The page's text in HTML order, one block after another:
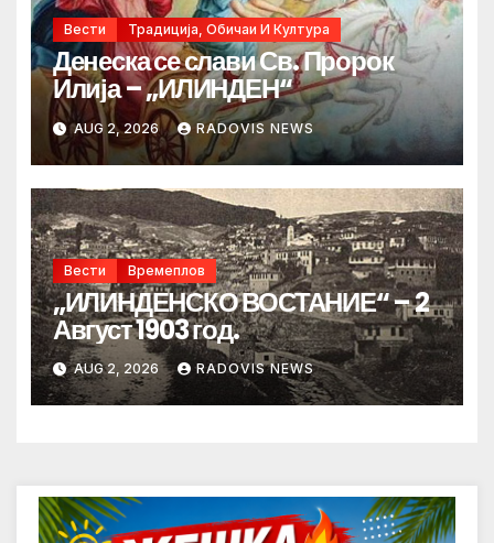
Вести Традиција, Обичаи И Култура
Денеска се слави Св. Пророк
Илија – „ИЛИНДЕН“
AUG 2, 2026 RADOVIS NEWS
Вести Времеплов
„ИЛИНДЕНСКО ВОСТАНИЕ“ – 2
Август 1903 год.
AUG 2, 2026 RADOVIS NEWS